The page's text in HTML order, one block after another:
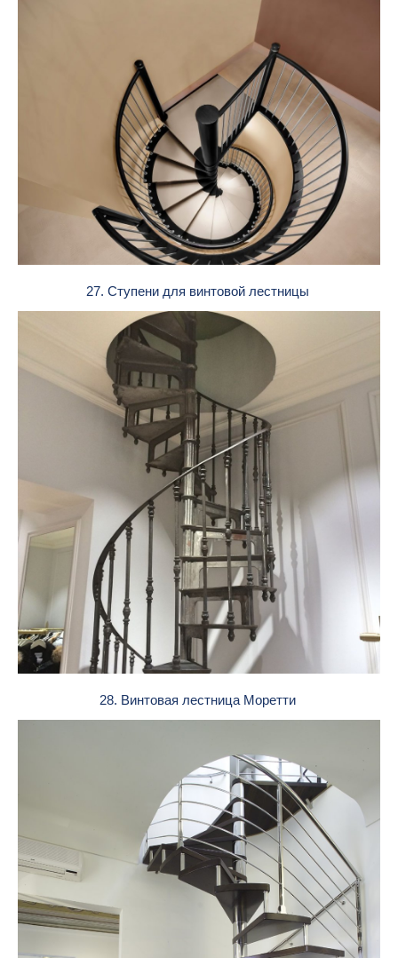
27. Ступени для винтовой лестницы
28. Винтовая лестница Моретти